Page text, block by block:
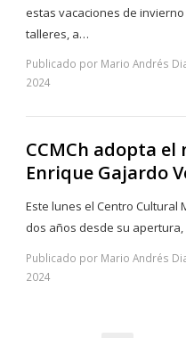
estas vacaciones de
talleres, a…
Publicado por Mario Andrés
2024
CCMCh adopta
Enrique Gajardo
Este lunes el Centro Cultural
dos años desde su
Publicado por Mario Andrés
2024